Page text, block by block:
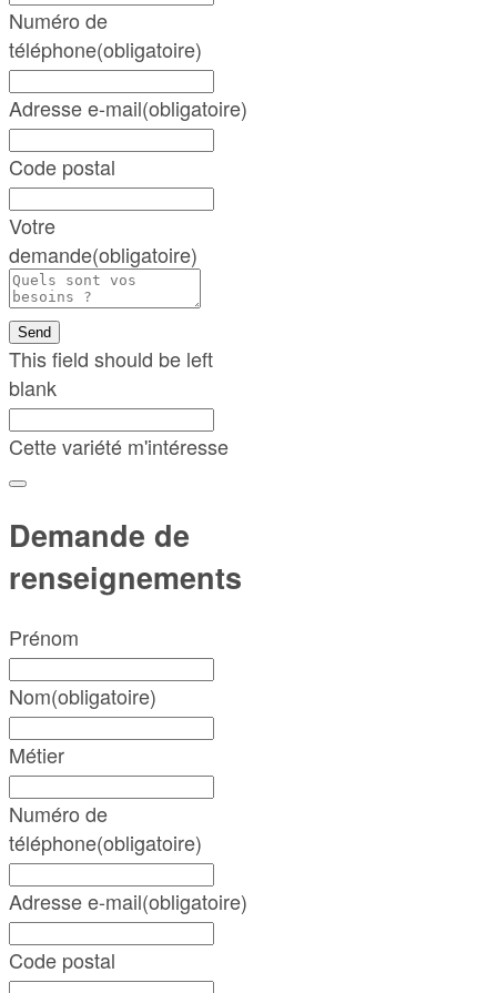
Numéro de
téléphone(obligatoire)
Adresse e-mail(obligatoire)
Code postal
Votre
demande(obligatoire)
Send
This field should be left
blank
Cette variété m'intéresse
Demande de
renseignements
Prénom
Nom(obligatoire)
Métier
Numéro de
téléphone(obligatoire)
Adresse e-mail(obligatoire)
Code postal